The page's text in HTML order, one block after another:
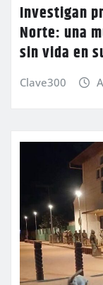
Investigan
Norte: una
sin vida en
Clave300